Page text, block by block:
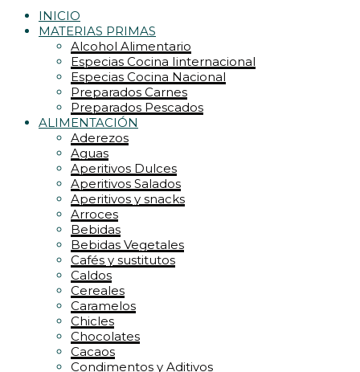
INICIO
MATERIAS PRIMAS
Alcohol Alimentario
Especias Cocina Iinternacional
Especias Cocina Nacional
Preparados Carnes
Preparados Pescados
ALIMENTACIÓN
Aderezos
Aguas
Aperitivos Dulces
Aperitivos Salados
Aperitivos y snacks
Arroces
Bebidas
Bebidas Vegetales
Cafés y sustitutos
Caldos
Cereales
Caramelos
Chicles
Chocolates
Cacaos
Condimentos y Aditivos